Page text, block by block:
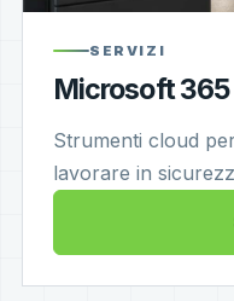
SERVIZI
Microsoft 365
Strumenti cloud
lavorare in